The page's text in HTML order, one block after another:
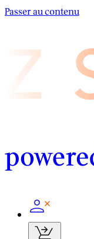
Passer au contenu